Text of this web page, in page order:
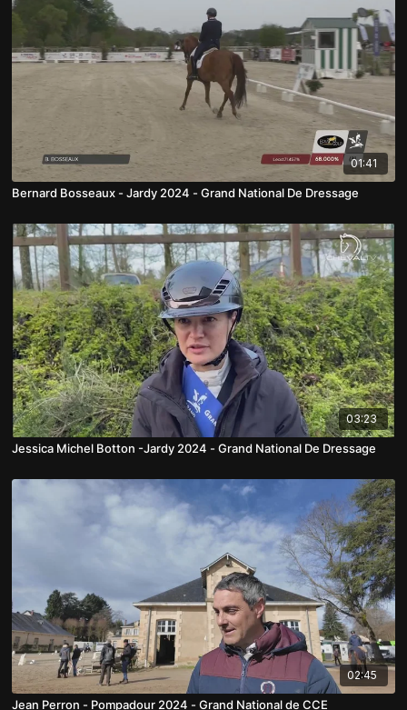
01:41
Bernard Bosseaux - Jardy 2024 - Grand National De Dressage
03:23
Jessica Michel Botton -Jardy 2024 - Grand National De Dressage
02:45
Jean Perron - Pompadour 2024 - Grand National de CCE